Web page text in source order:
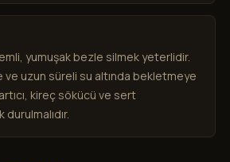
yumuşak bezle silmek yeterlidir.
ve uzun süreli su altında bekletmeye
kireç sökücü ve sert